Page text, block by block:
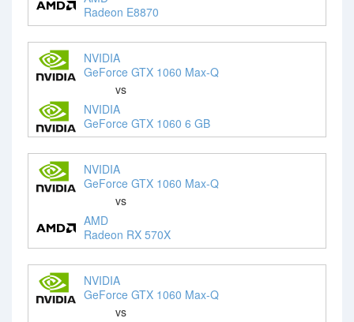
Radeon E8870
NVIDIA
GeForce GTX 1060 Max-Q
vs
NVIDIA
GeForce GTX 1060 6 GB
NVIDIA
GeForce GTX 1060 Max-Q
vs
AMD
Radeon RX 570X
NVIDIA
GeForce GTX 1060 Max-Q
vs